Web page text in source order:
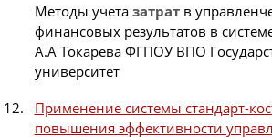
Методы учета затратв
финансовых результатов в
А.А Токарева ФГПОУ ВПО
университет
Применение системы стандарт-
повышения эффективности